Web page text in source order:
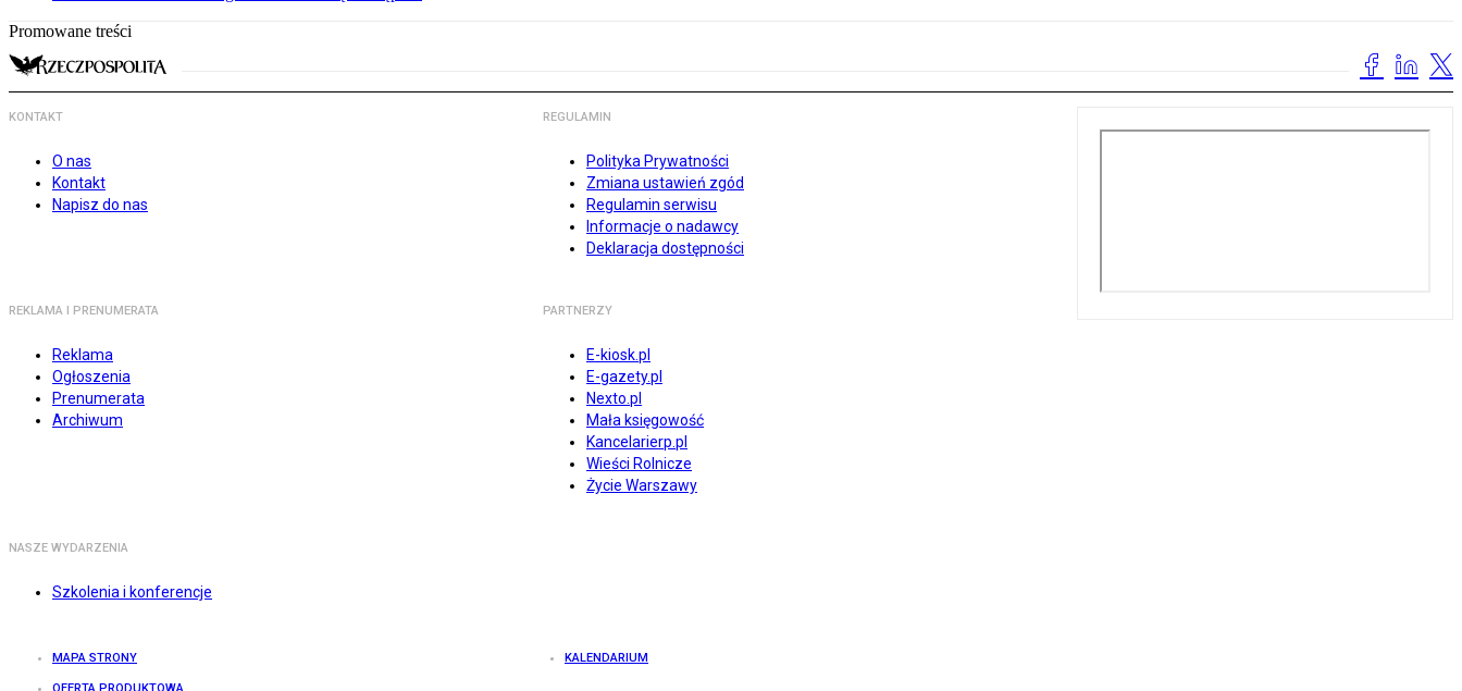
Promowane treści
KONTAKT
O nas
Kontakt
Napisz do nas
REGULAMIN
Polityka Prywatności
Zmiana ustawień zgód
Regulamin serwisu
Informacje o nadawcy
Deklaracja dostępności
REKLAMA I PRENUMERATA
Reklama
Ogłoszenia
Prenumerata
Archiwum
PARTNERZY
E-kiosk.pl
E-gazety.pl
Nexto.pl
Mała księgowość
Kancelarierp.pl
Wieści Rolnicze
Życie Warszawy
NASZE WYDARZENIA
Szkolenia i konferencje
MAPA STRONY KALENDARIUM